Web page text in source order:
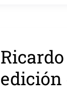
edición